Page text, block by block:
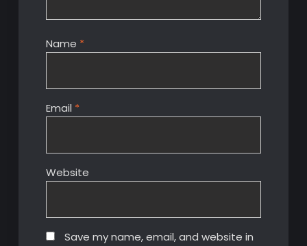
Name *
Email *
Website
Save my name, email, and website in